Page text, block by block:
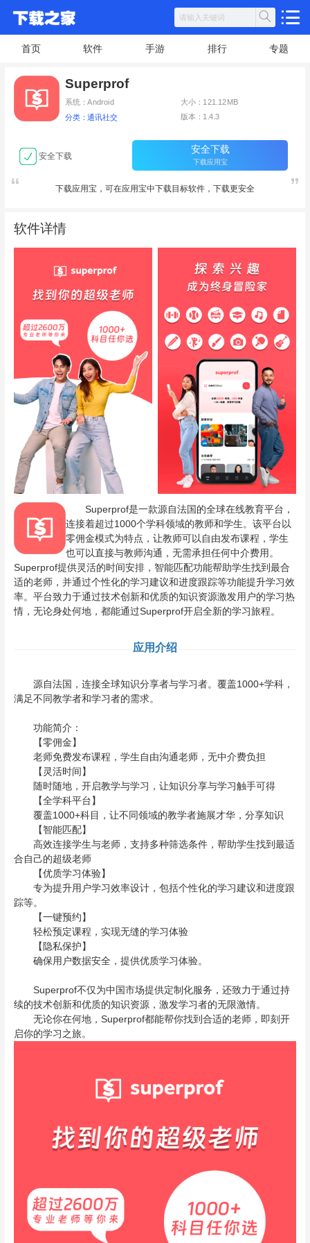
首页 软件 手游 排行 专题
Superprof
系统：Android 大小：121.12MB
分类：通讯社交 版本：1.4.3
安全下载
安全下载
下载应用宝
下载应用宝，可在应用宝中下载目标软件，下载更安全
软件详情
Superprof是一款源自法国的全球在线教育平台，
连接着超过1000个学科领域的教师和学生。该平台以
零佣金模式为特点，让教师可以自由发布课程，学生
也可以直接与教师沟通，无需承担任何中介费用。
Superprof提供灵活的时间安排，智能匹配功能帮助学生找到最合
适的老师，并通过个性化的学习建议和进度跟踪等功能提升学习效
率。平台致力于通过技术创新和优质的知识资源激发用户的学习热
情，无论身处何地，都能通过Superprof开启全新的学习旅程。
应用介绍
源自法国，连接全球知识分享者与学习者。覆盖1000+学科，
满足不同教学者和学习者的需求。
功能简介：
【零佣金】
老师免费发布课程，学生自由沟通老师，无中介费负担
【灵活时间】
随时随地，开启教学与学习，让知识分享与学习触手可得
【全学科平台】
覆盖1000+科目，让不同领域的教学者施展才华，分享知识
【智能匹配】
高效连接学生与老师，支持多种筛选条件，帮助学生找到最适
合自己的超级老师
【优质学习体验】
专为提升用户学习效率设计，包括个性化的学习建议和进度跟
踪等。
【一键预约】
轻松预定课程，实现无缝的学习体验
【隐私保护】
确保用户数据安全，提供优质学习体验。
Superprof不仅为中国市场提供定制化服务，还致力于通过持
续的技术创新和优质的知识资源，激发学习者的无限激情。
无论你在何地，Superprof都能帮你找到合适的老师，即刻开
启你的学习之旅。